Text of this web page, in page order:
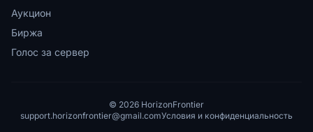
Аукцион
Биржа
Голос за сервер
© 2026 HorizonFrontier
support.horizonfrontier@gmail.comУсловия и конфиденциальность